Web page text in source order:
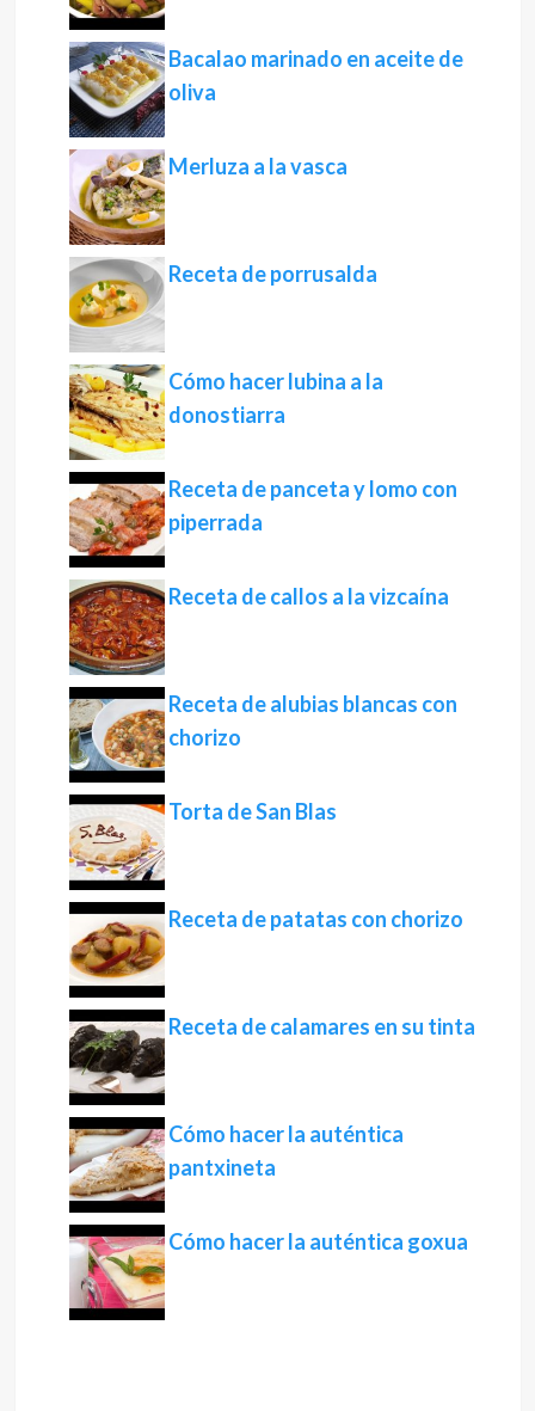
Bacalao marinado en aceite de
oliva
Merluza a la vasca
Receta de porrusalda
Cómo hacer lubina a la
donostiarra
Receta de panceta y lomo con
piperrada
Receta de callos a la vizcaína
Receta de alubias blancas con
chorizo
Torta de San Blas
Receta de patatas con chorizo
Receta de calamares en su tinta
Cómo hacer la auténtica
pantxineta
Cómo hacer la auténtica goxua